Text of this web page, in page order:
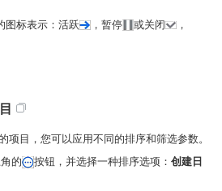
图标表示：活跃
，暂停 或关闭
，
项目，您可以应用不同的排序和筛选参数。
的 按钮，并选择一种排序选项： 创建日